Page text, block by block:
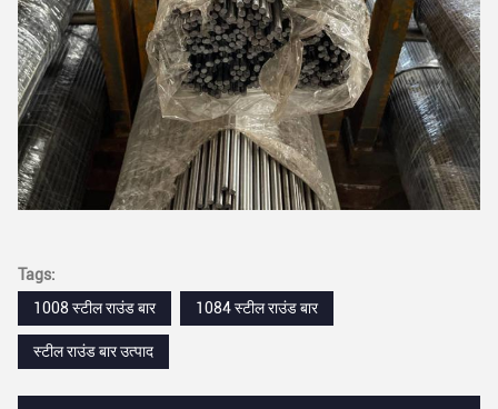
Tags:
1008 स्टील राउंड बार
1084 स्टील राउंड बार
स्टील राउंड बार उत्पाद